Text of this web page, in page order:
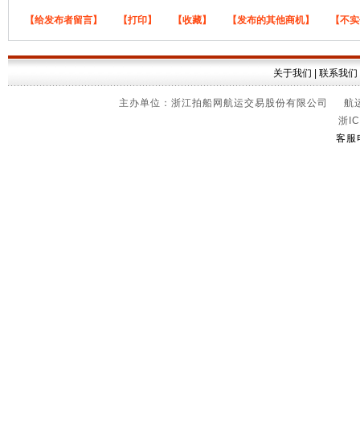
【给发布者留言】 【打印】 【收藏】 【发布的其他商机】 【不
关于我们 联系我们
主办单位：浙江拍船网航运交易股份有限公司
浙
客服